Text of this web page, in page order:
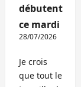
débutent
ce mardi
28/07/2026
Je crois
que tout le